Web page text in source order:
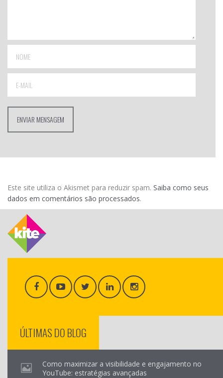
Este site utiliza o Akismet para reduzir spam. Saiba como seus
dados em comentários são processados.
ÚLTIMAS DO BLOG
Como maximizar a visibilidade e engajamento no
YouTube: estratégias avançadas